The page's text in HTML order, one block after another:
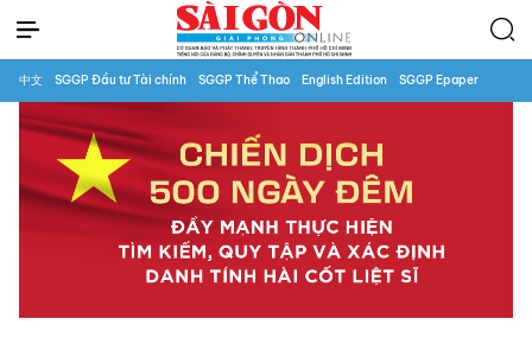
中文 SGGP Đầu tư Tài chính SGGP Thể Thao English Edition SGGP Epaper